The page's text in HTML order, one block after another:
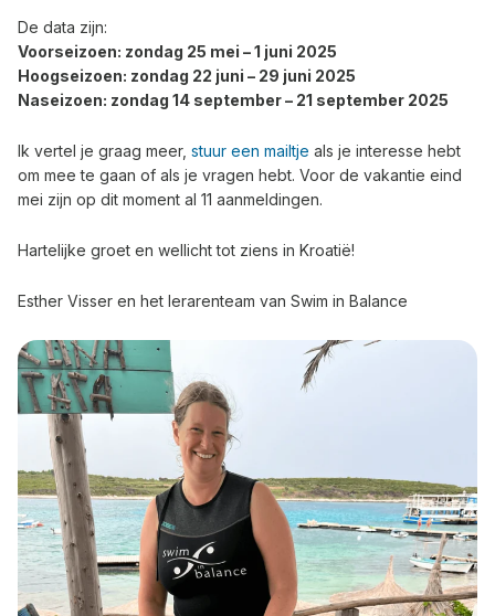
De data zijn:
Voorseizoen: zondag 25 mei – 1 juni 2025
Hoogseizoen: zondag 22 juni – 29 juni 2025
Naseizoen: zondag 14 september – 21 september 2025
Ik vertel je graag meer, stuur een mailtje als je interesse hebt
om mee te gaan of als je vragen hebt. Voor de vakantie eind
mei zijn op dit moment al 11 aanmeldingen.
Hartelijke groet en wellicht tot ziens in Kroatië!
Esther Visser en het lerarenteam van Swim in Balance